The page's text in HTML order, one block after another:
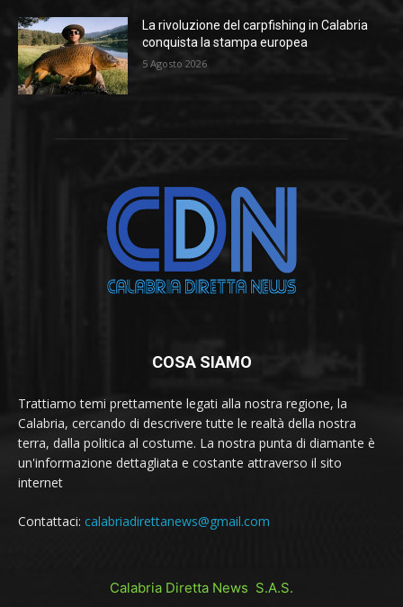
La rivoluzione del carpfishing in Calabria
conquista la stampa europea
5 Agosto 2026
COSA SIAMO
Trattiamo temi prettamente legati alla nostra regione, la
Calabria, cercando di descrivere tutte le realtà della nostra
terra, dalla politica al costume. La nostra punta di diamante è
un'informazione dettagliata e costante attraverso il sito
internet
Contattaci: calabriadirettanews@gmail.com
Calabria Diretta News S.A.S.